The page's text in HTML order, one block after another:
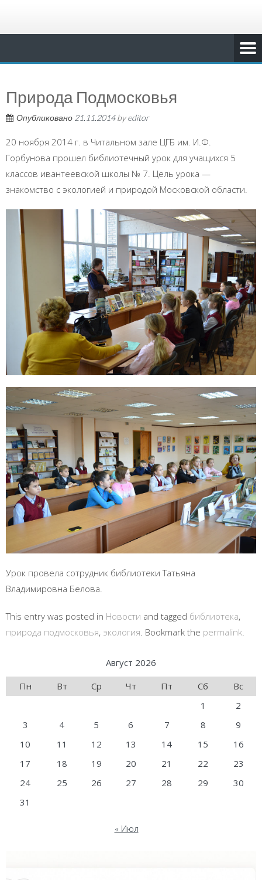
Природа Подмосковья
Опубликовано 21.11.2014byeditor
20 ноября 2014 г. в Читальном зале ЦГБ им. И.Ф.
Горбунова прошел библиотечный урок для учащихся 5
классов ивантеевской школы № 7. Цель урока —
знакомство с экологией и природой Московской области.
Урок провела сотрудник библиотеки Татьяна
Владимировна Белова.
This entry was posted in Новости and tagged библиотека,
природа подмосковья, экология . Bookmark the permalink
Август 2026
Пн
Вт Ср Чт Пт Сб
Вс
1
2
3
4 5 6 7 8
9
10
11 12 13 14 15
16
17
18 19 20 21 22
23
24
25 26 27 28 29
30
31
« Июл